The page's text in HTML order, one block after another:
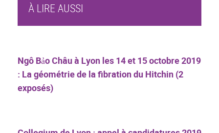
À LIRE AUSSI
Ngô Bảo Châu à Lyon les 14 et 15 octobre 2019
: La géométrie de la fibration du Hitchin (2
exposés)